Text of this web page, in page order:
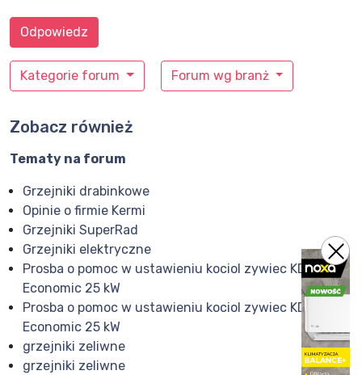
Kategorie forum Forum wg branż
Odpowiedz
Zobacz również
Tematy na forum
Grzejniki drabinkowe
Opinie o firmie Kermi
Grzejniki SuperRad
Grzejniki elektryczne
Prosba o pomoc w ustawieniu kociol zywiec KDO-
Economic 25 kW
Prosba o pomoc w ustawieniu kociol zywiec KDO-
Economic 25 kW
grzejniki zeliwne
grzejniki zeliwne